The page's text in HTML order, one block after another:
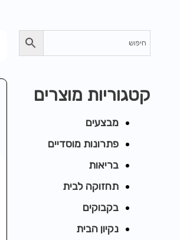
קטגוריות מוצרים
מבצעים
פתרונות מוסדיים
בריאות
תחזוקה לבית
בקבוקים
נקיון הבית